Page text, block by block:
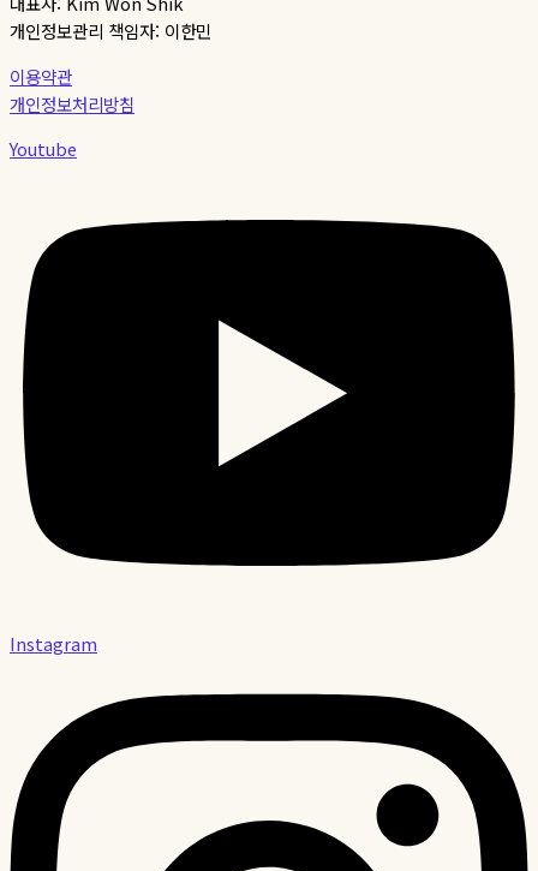
개인정보관리 책임자: 이한민
이용약관
개인정보처리방침
Youtube
Instagram